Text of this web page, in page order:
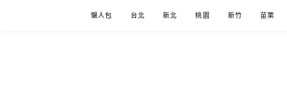
懶人包 台北 新北 桃園 新竹 苗栗